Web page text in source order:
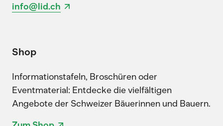
info@lid.ch
Shop
Informationstafeln, Broschüren oder
Eventmaterial: Entdecke die vielfältigen
Angebote der Schweizer Bäuerinnen und Bauern.